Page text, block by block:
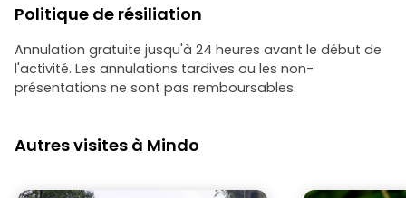
Politique de résiliation
Annulation gratuite jusqu'à 24 heures avant le début de
l'activité. Les annulations tardives ou les non-
présentations ne sont pas remboursables.
Autres visites à Mindo